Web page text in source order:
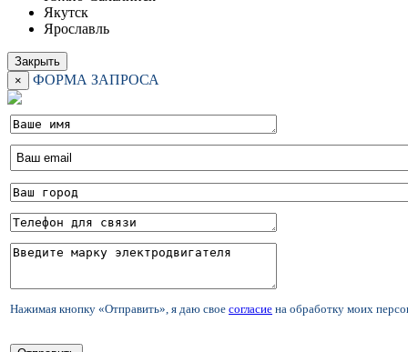
Якутск
Ярославль
Закрыть
×
ФОРМА ЗАПРОСА
Нажимая кнопку «Отправить», я даю свое согласие на обработку моих